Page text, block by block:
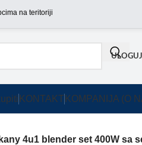
teritoriji Srbije omogućili smo besplatnu
ULOGUJ
KONTAKT KOMPANIJA (O
4u1 blender set 400W sa